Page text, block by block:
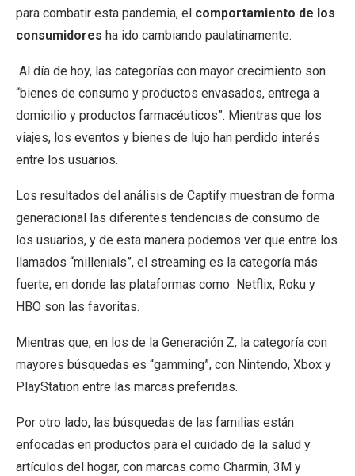
para combatir esta pandemia, el comportamiento de los
consumidores ha ido cambiando paulatinamente.
Al día de hoy, las categorías con mayor crecimiento son
“bienes de consumo y productos envasados, entrega a
domicilio y productos farmacéuticos”. Mientras que los
viajes, los eventos y bienes de lujo han perdido interés
entre los usuarios.
Los resultados del análisis de Captify muestran de forma
generacional las diferentes tendencias de consumo de
los usuarios, y de esta manera podemos ver que entre los
llamados “millenials”, el streaming es la categoría más
fuerte, en donde las plataformas como Netflix, Roku y
HBO son las favoritas.
Mientras que, en los de la Generación Z, la categoría con
mayores búsquedas es “gamming”, con Nintendo, Xbox y
PlayStation entre las marcas preferidas.
Por otro lado, las búsquedas de las familias están
enfocadas en productos para el cuidado de la salud y
artículos del hogar, con marcas como Charmin, 3M y